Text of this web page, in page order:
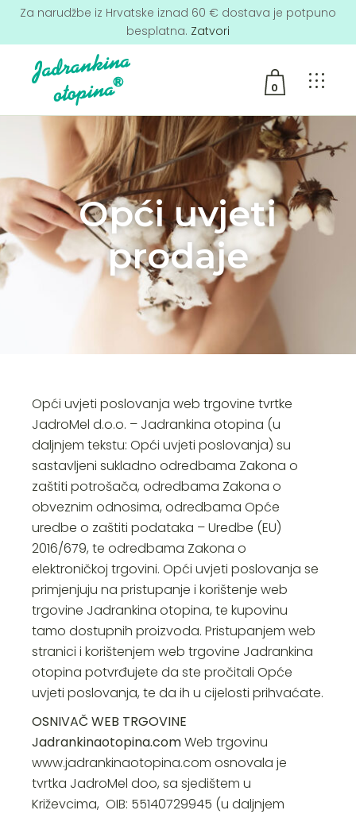
Za narudžbe iz Hrvatske iznad 60 € dostava je potpuno
besplatna. Zatvori
0
No products in the cart.
Opći uvjeti
prodaje
Opći uvjeti poslovanja web trgovine tvrtke
JadroMel d.o.o. – Jadrankina otopina (u
daljnjem tekstu: Opći uvjeti poslovanja) su
sastavljeni sukladno odredbama Zakona o
zaštiti potrošača, odredbama Zakona o
obveznim odnosima, odredbama Opće
uredbe o zaštiti podataka – Uredbe (EU)
2016/679, te odredbama Zakona o
elektroničkoj trgovini. Opći uvjeti poslovanja se
primjenjuju na pristupanje i korištenje web
trgovine Jadrankina otopina, te kupovinu
tamo dostupnih proizvoda. Pristupanjem web
stranici i korištenjem web trgovine Jadrankina
otopina potvrđujete da ste pročitali Opće
uvjeti poslovanja, te da ih u cijelosti prihvaćate.
OSNIVAČ WEB TRGOVINE
Jadrankinaotopina.comWeb trgovinu
www.jadrankinaotopina.com osnovala je
tvrtka JadroMel doo, sa sjedištem u
Križevcima, OIB: 55140729945 (u daljnjem